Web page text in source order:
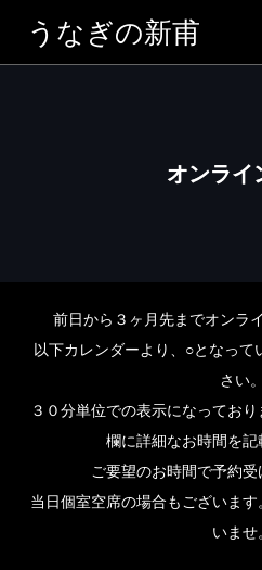
うなぎの新甫
オンライ
前日から３ヶ月先までオンラ
以下カレンダーより、○となっ
さい。
３０分単位での表示になってお
欄に詳細なお時間を記
ご要望のお時間で予約受
当日個室空席の場合もございま
いませ